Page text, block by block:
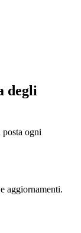
degli
ogni
aggiornamenti.